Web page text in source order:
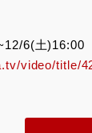
6(土)16:00
video/title/